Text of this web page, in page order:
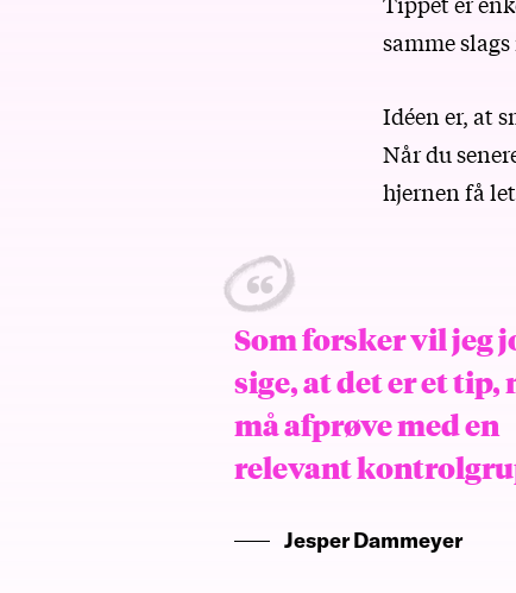
samme
Idéen er, at
Når du
hjernen få
Som forsker vil jeg
sige, at det er et tip,
må afprøve med en
relevant
Jesper Dammeyer